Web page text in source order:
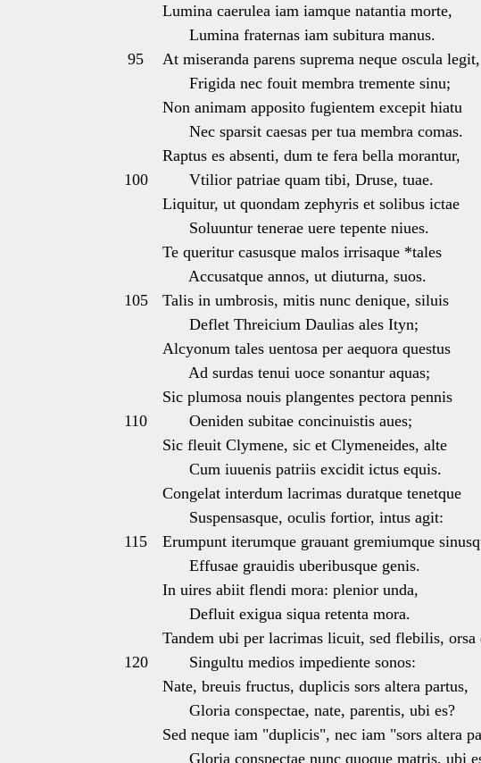
Lumina caerulea iam iamque natantia morte,
Lumina fraternas iam subitura manus.
95
At miseranda parens suprema neque oscula legit,
Frigida nec fouit membra tremente sinu;
Non animam apposito fugientem excepit hiatu
Nec sparsit caesas per tua membra comas.
Raptus es absenti, dum te fera bella morantur,
100
Vtilior patriae quam tibi, Druse, tuae.
Liquitur, ut quondam zephyris et solibus ictae
Soluuntur tenerae uere tepente niues.
Te queritur casusque malos irrisaque *tales
Accusatque annos, ut diuturna, suos.
105
Talis in umbrosis, mitis nunc denique, siluis
Deflet Threicium Daulias ales Ityn;
Alcyonum tales uentosa per aequora questus
Ad surdas tenui uoce sonantur aquas;
Sic plumosa nouis plangentes pectora pennis
110
Oeniden subitae concinuistis aues;
Sic fleuit Clymene, sic et Clymeneides, alte
Cum iuuenis patriis excidit ictus equis.
Congelat interdum lacrimas duratque tenetque
Suspensasque, oculis fortior, intus agit:
115
Erumpunt iterumque grauant gremiumque
Effusae grauidis uberibusque genis.
In uires abiit flendi mora: plenior unda,
Defluit exigua siqua retenta mora.
Tandem ubi per lacrimas licuit, sed flebilis, orsa
120
Singultu medios impediente sonos:
Nate, breuis fructus, duplicis sors altera partus,
Gloria conspectae, nate, parentis, ubi es?
Sed neque iam "duplicis", nec iam "sors altera
Gloria conspectae nunc quoque matris, ubi